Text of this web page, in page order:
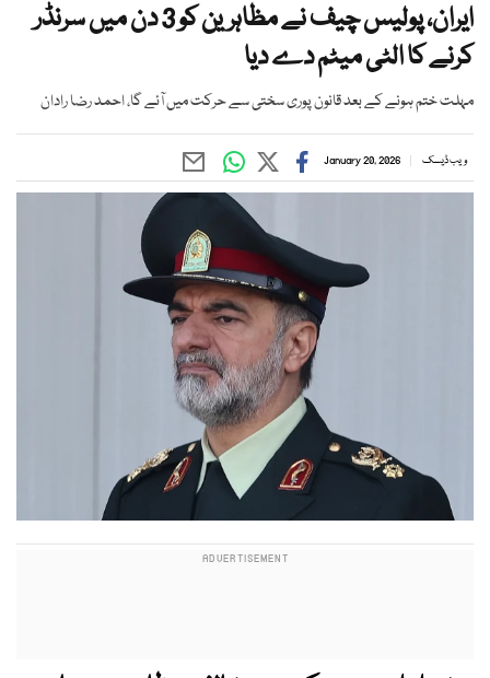
ایران، پولیس چیف نے مظاہرین کو 3 دن میں سرنڈر
کرنے کا الٹی میٹم دے دیا
مہلت ختم ہونے کے بعد قانون پوری سختی سے حرکت میں آئے گا، احمد رضا رادان
ویب ڈیسک January 20, 2026